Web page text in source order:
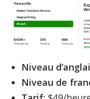
Niveau
Niveau de